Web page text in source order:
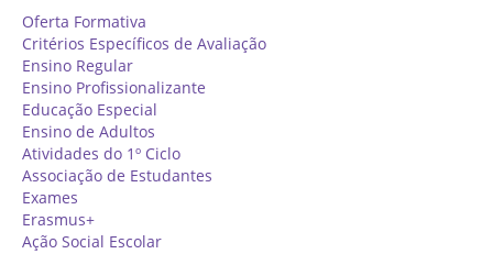
Critérios Específicos de Avaliação
Ensino Profissionalizante
Horários
Educação Especial
Ensino de Adultos
Atividades do 1º Ciclo
Clubes & Projetos
Oferta Formativa
Critérios Específicos de Avaliação
Ensino Regular
Ensino Profissionalizante
Educação Especial
Ensino de Adultos
Atividades do 1º Ciclo
Associação de Estudantes
Exames
Erasmus+
Ação Social Escolar